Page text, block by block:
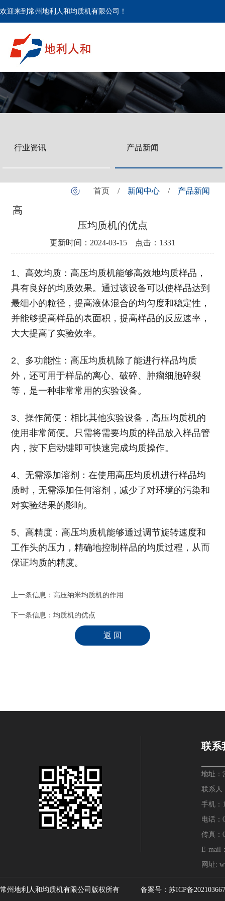
欢迎来到常州地利人和均质机有限公司！
行业资讯 产品新闻
首页 / 新闻中心 / 产品新闻
高
压均质机的优点
更新时间：2024-03-15 点击：1331
1、高效均质：高压均质机能够高效地均质样品，
具有良好的均质效果。通过该设备可以使样品达到
最细小的粒径，提高液体混合的均匀度和稳定性，
并能够提高样品的表面积，提高样品的反应速率，
大大提高了实验效率。
2、多功能性：高压均质机除了能进行样品均质
外，还可用于样品的离心、破碎、肿瘤细胞碎裂
等，是一种非常常用的实验设备。
3、操作简便：相比其他实验设备，高压均质机的
使用非常简便。只需将需要均质的样品放入样品管
内，按下启动键即可快速完成均质操作。
4、无需添加溶剂：在使用高压均质机进行样品均
质时，无需添加任何溶剂，减少了对环境的污染和
对实验结果的影响。
5、高精度：高压均质机能够通过调节旋转速度和
工作头的压力，精确地控制样品的均质过程，从而
保证均质的精度。
上一条信息：高压纳米均质机的作用
下一条信息：均质机的优点
联系
地址：
联系人
手机：
电话：
传真：
E-mail
网址:
常州地利人和均质机有限公司版权所有 备案号： 苏ICP备